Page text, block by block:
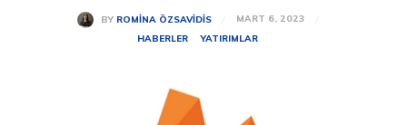
BY ROMINA ÖZSAVIDIS
MART 6, 2023
HABERLER
YATIRIMLAR